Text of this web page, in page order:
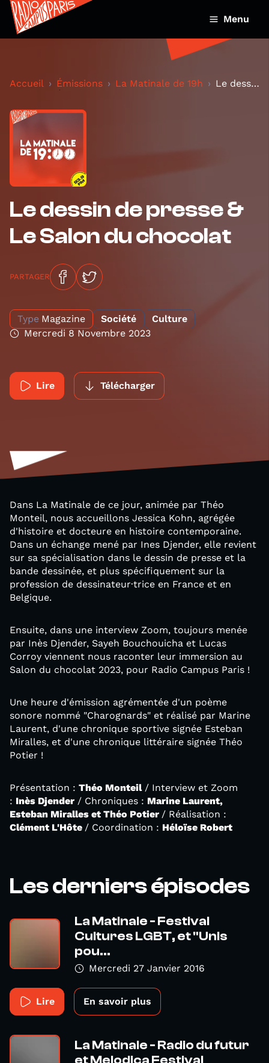
Menu
Accueil Émissions La Matinale de 19h Le dessin de presse & Le Salon du chocolat
Le dessin de presse &
Le Salon du chocolat
PARTAGER
Type Magazine Société
Culture
Mercredi 8 Novembre 2023
Lire Télécharger
Dans La Matinale de ce jour, animée par Théo
Monteil, nous accueillons Jessica Kohn, agrégée
d'histoire et docteure en histoire contemporaine.
Dans un échange mené par Ines Djender, elle revient
sur sa spécialisation dans le dessin de presse et la
bande dessinée, et plus spécifiquement sur la
profession de dessinateur·trice en France et en
Belgique.
Ensuite, dans une interview Zoom, toujours menée
par Inès Djender, Sayeh Bouchouicha et Lucas
Corroy viennent nous raconter leur immersion au
Salon du chocolat 2023, pour Radio Campus Paris !
Une heure d'émission agrémentée d'un poème
sonore nommé "Charognards" et réalisé par Marine
Laurent, d'une chronique sportive signée Esteban
Miralles, et d'une chronique littéraire signée Théo
Potier !
Présentation : Théo Monteil/ Interview et Zoom
: Inès Djender / Chroniques : Marine Laurent,
Esteban Miralles et Théo Potier / Réalisation :
Clément L'Hôte / Coordination : Héloïse Robert
Les derniers épisodes
La Matinale - Festival
Cultures LGBT, et "Unis
pou...
Mercredi 27 Janvier 2016
Lire En savoir plus
La Matinale - Radio du futur
et Melodica Festival